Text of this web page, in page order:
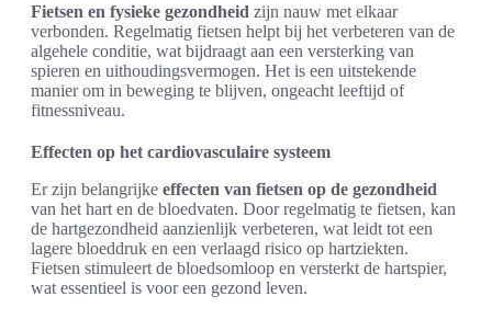
Fietsen en fysieke gezondheid zijn nauw met elkaar
verbonden. Regelmatig fietsen helpt bij het verbeteren van de
algehele conditie, wat bijdraagt aan een versterking van
spieren en uithoudingsvermogen. Het is een uitstekende
manier om in beweging te blijven, ongeacht leeftijd of
fitnessniveau.
Effecten op het cardiovasculaire systeem
Er zijn belangrijke effecten van fietsen op de gezondheid
van het hart en de bloedvaten. Door regelmatig te fietsen, kan
de hartgezondheid aanzienlijk verbeteren, wat leidt tot een
lagere bloeddruk en een verlaagd risico op hartziekten.
Fietsen stimuleert de bloedsomloop en versterkt de hartspier,
wat essentieel is voor een gezond leven.